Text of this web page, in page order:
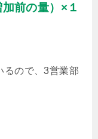
前の量）×１
るので、3営業部